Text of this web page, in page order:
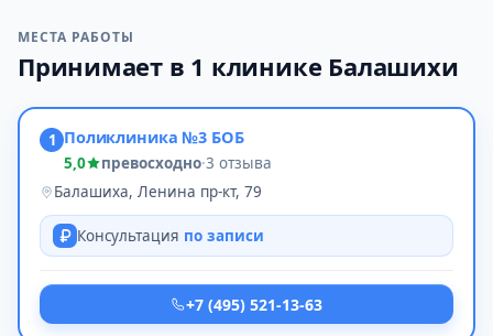
МЕСТА РАБОТЫ
Принимает в 1 клинике Балашихи
1 Поликлиника №3 БОБ
5,0 превосходно·3 отзыва
Балашиха, Ленина пр-кт, 79
Консультация по записи
+7 (495) 521-13-63